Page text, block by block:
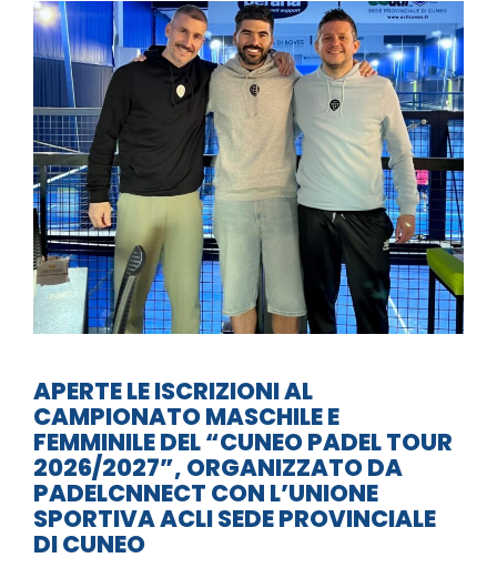
APERTE LE ISCRIZIONI AL
CAMPIONATO MASCHILE E
FEMMINILE DEL “CUNEO PADEL TOUR
2026/2027”, ORGANIZZATO DA
PADELCNNECT CON L’UNIONE
SPORTIVA ACLI SEDE PROVINCIALE
DI CUNEO